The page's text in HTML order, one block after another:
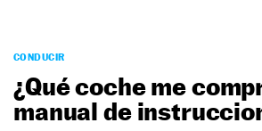
PODCAST
MOTOS
TECNOLOGÍA
CONDUCIR
¿Qué coche me
manual de